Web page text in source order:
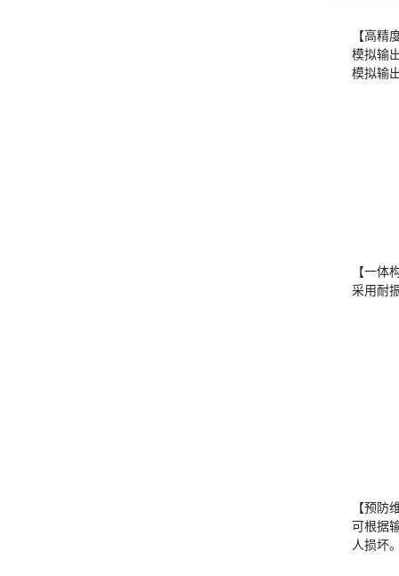
【高精
模拟输
模拟输
【一体
采用耐
【预防
可根据
人损坏